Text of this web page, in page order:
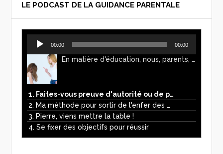
LE PODCAST DE LA GUIDANCE PARENTALE
Lecteur
audio
00:00 00:00
En matière d'éducation, nous, parents, avons l'impression de faire preuve d'autorité. Mais n'est-ce pas, parfois, plutôt un jeu de pouvoir ? Ce podcast vous permettra d'y voir plus clair !
1. Faites-vous preuve d'autorité ou de pouvoir avec vos enfants ?
2. Ma méthode pour sortir de l'enfer des écrans
3. Pierre, viens mettre la table !
4. Se fixer des objectifs pour réussir